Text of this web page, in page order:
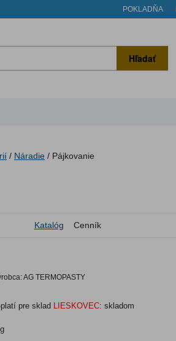
POKLADŇA
Hľadať
/ Náradie / Pájkovanie
Katalóg Cenník
AG TERMOPASTY
pre sklad LIESKOVEC: skladom